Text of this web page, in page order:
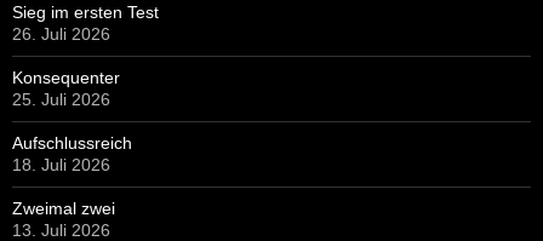
Sieg im ersten Test
26. Juli 2026
Konsequenter
25. Juli 2026
Aufschlussreich
18. Juli 2026
Zweimal zwei
13. Juli 2026